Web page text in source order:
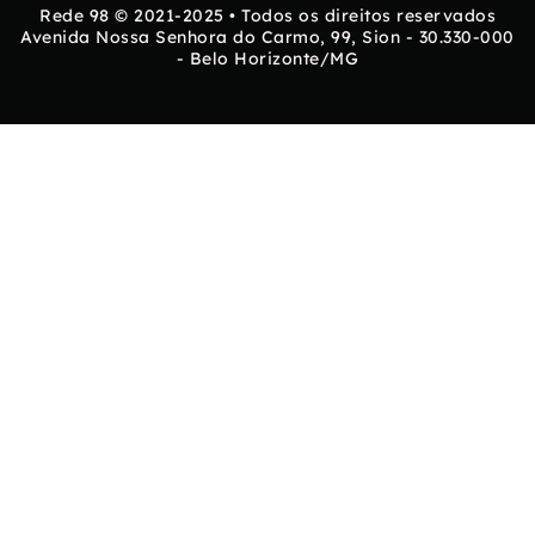
Rede 98 © 2021-2025 • Todos os direitos reservados
Avenida Nossa Senhora do Carmo, 99, Sion - 30.330-000
- Belo Horizonte/MG